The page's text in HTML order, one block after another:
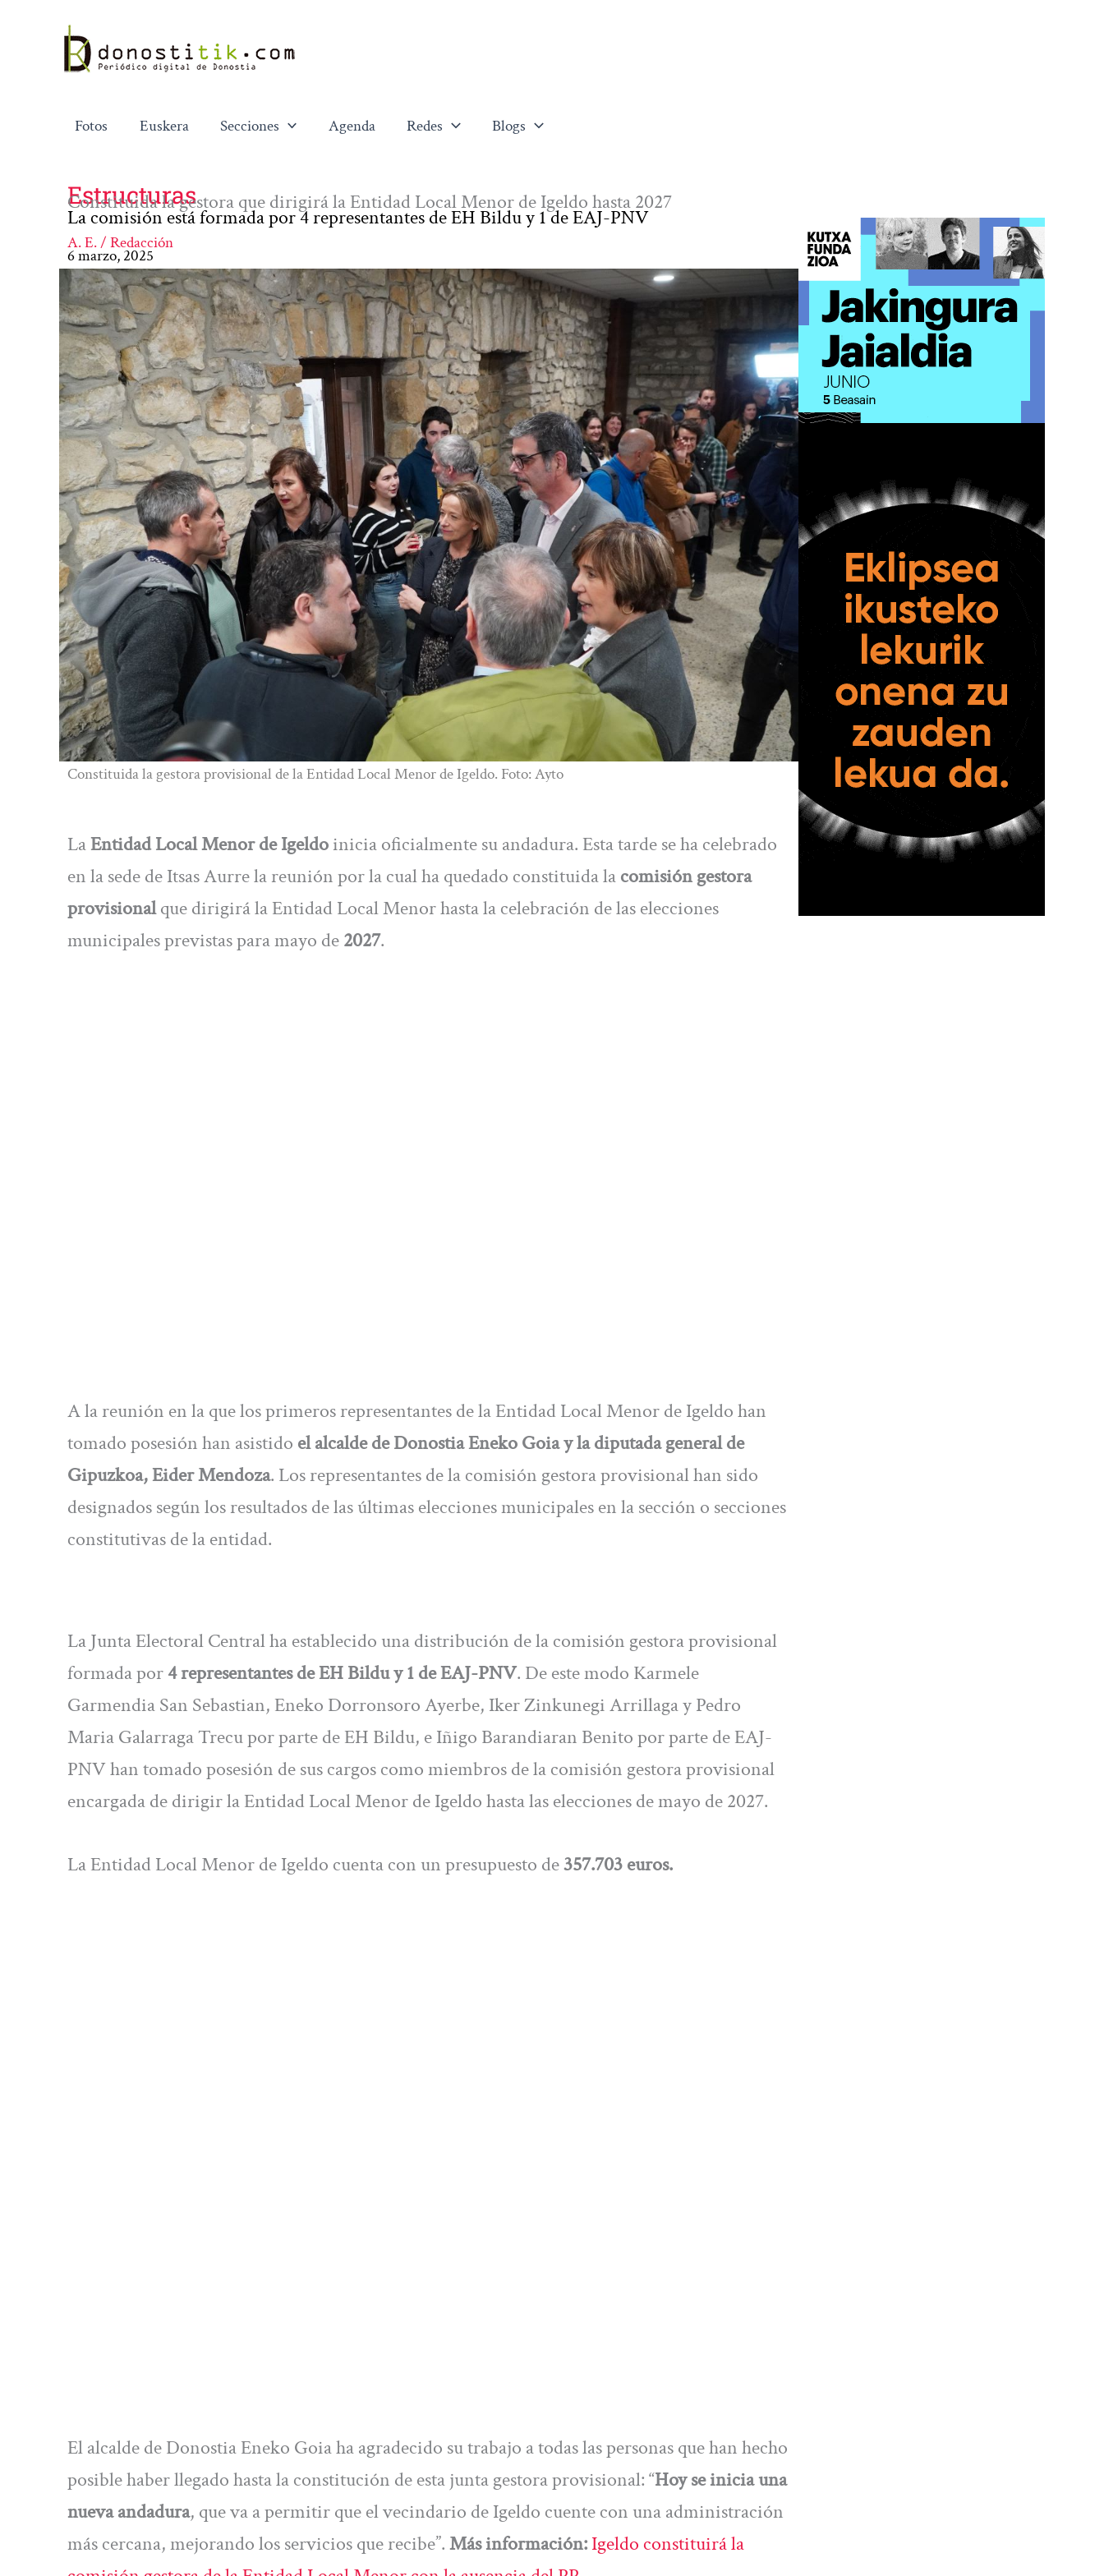
contenido
Fotos Euskera Secciones Agenda Redes Blogs
Estructuras
Constituida la gestora que dirigirá la Entidad Local Menor de Igeldo hasta 2027
La comisión está formada por 4 representantes de EH Bildu y 1 de EAJ-PNV
A. E. / Redacción
6 marzo, 2025
Constituida la gestora provisional de la Entidad Local Menor de Igeldo. Foto: Ayto
LaEntidad Local Menorde Igeldoinicia oficialmente su andadura. Esta tarde se ha celebrado
en la sede de Itsas Aurre la reunión por la cual ha quedado constituida lacomisión gestora
provisionalque dirigirá la Entidad Local Menor hasta la celebración de las elecciones
municipales previstas para mayo de2027.
A la reunión en la que los primeros representantes de la Entidad Local Menor de Igeldo han
tomado posesión han asistido el alcalde de Donostia Eneko Goia y la diputada general de
Gipuzkoa, Eider Mendoza. Los representantes de la comisión gestora provisional han sido
designados según los resultados de las últimas elecciones municipales en la sección o secciones
constitutivas de la entidad.
La Junta Electoral Central ha establecido una distribución de la comisión gestora provisional
formada por4 representantes de EH Bildu y 1 de EAJ-PNV. De este modo Karmele
Garmendia San Sebastian, Eneko Dorronsoro Ayerbe, Iker Zinkunegi Arrillaga y Pedro
Maria Galarraga Trecu por parte de EH Bildu, e Iñigo Barandiaran Benito por parte de EAJ-
PNV han tomado posesión de sus cargos como miembros de la comisión gestora provisional
encargada de dirigir la Entidad Local Menor de Igeldo hasta las elecciones de mayo de 2027.
La Entidad Local Menor de Igeldo cuenta con un presupuesto de357.703 euros.
El alcalde de Donostia Eneko Goia ha agradecido su trabajo a todas las personas que han hecho
posible haber llegado hasta la constitución de esta junta gestora provisional: “Hoy se inicia una
nueva andadura, que va a permitir que el vecindario de Igeldo cuente con una administración
más cercana, mejorando los servicios que recibe”.Más información:Igeldo constituirá la